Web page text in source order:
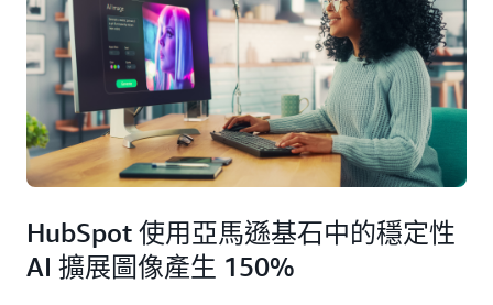
HubSpot 使用亞馬遜基石中的穩定性
AI 擴展圖像產生 150%